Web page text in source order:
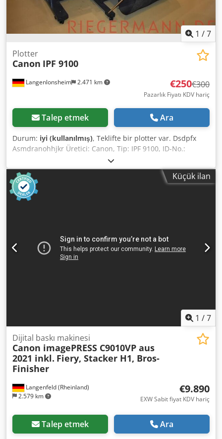
1 /7
Langenlonsheim 2.471 km
Plotter
Canon IPF 9100
€250€300
Pazarlık Fiyatı KDV hariç
Talep etmek Ara
Durum: iyi (kullanılmış), Teklifte bir plotter var. Dsdpfx
Asmdranohhjkr Üretici: Canon, Tip: IPF 9100, ID-No.:
Küçük ilan
1 /7
Langenfeld (Rheinland)
2.579 km
Dijital baskı makinesi
Canon imagePRESS C9010VP aus
2021 inkl. Fiery, Stacker H1, Bros-
Finisher
€9.890
EXW Sabit fiyat KDV hariç
Talep etmek Ara